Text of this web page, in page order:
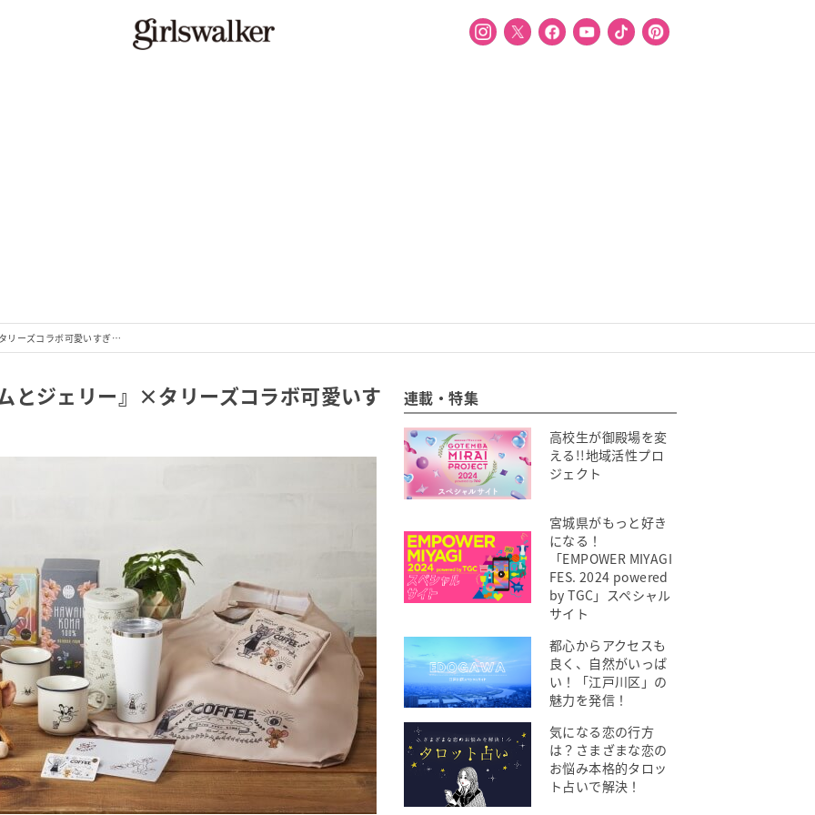
リーズコラボ可愛いすぎ…
とジェリー』×タリーズコラボ可愛いす 連載・特集
高校生が御殿場を変
える!!地域活性プロ
ジェクト
宮城県がもっと好き
になる！
「EMPOWER MIYAGI
FES. 2024 powered
by TGC」スペシャル
サイト
都心からアクセスも
良く、自然がいっぱ
い！「江戸川区」の
魅力を発信！
気になる恋の行方
は？さまざまな恋の
お悩み本格的タロッ
ト占いで解決！